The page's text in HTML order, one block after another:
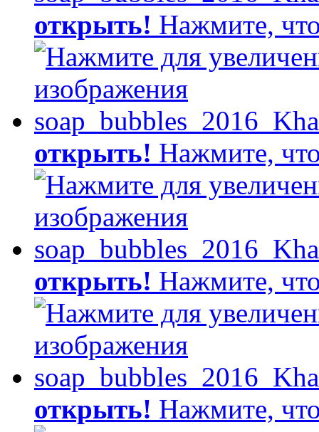
открыть! Нажмите,
открыть! Нажмите,
открыть! Нажмите,
открыть! Нажмите,